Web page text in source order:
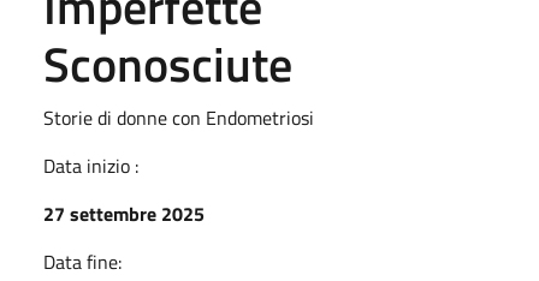
Sconosciute
Storie di donne con Endometriosi
Data inizio :
27 settembre 2025
Data fine: